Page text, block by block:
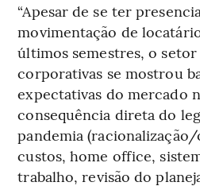
“Apesar de se ter
movimentação de
últimos semestres, o setor
corporativas se mostrou
expectativas do mercado
consequência direta do
pandemia
custos, home office,
trabalho, revisão do